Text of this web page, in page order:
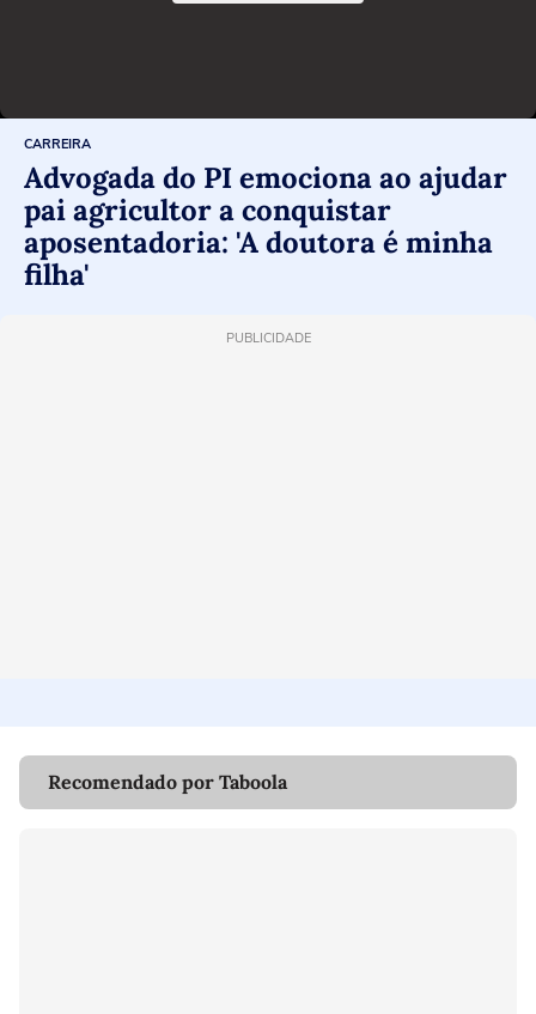
CARREIRA
Advogada do PI emociona ao ajudar
pai agricultor a conquistar
aposentadoria: 'A doutora é minha
filha'
PUBLICIDADE
Recomendado por Taboola